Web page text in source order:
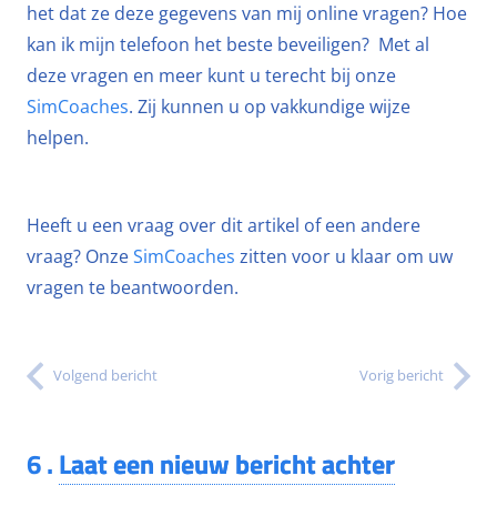
het dat ze deze gegevens van mij online vragen? Hoe
kan ik mijn telefoon het beste beveiligen? Met al
deze vragen en meer kunt u terecht bij onze
SimCoaches. Zij kunnen u op vakkundige wijze
helpen.
Heeft u een vraag over dit artikel of een andere
vraag? OnzeSimCoaches zitten voor u klaar om uw
vragen te beantwoorden.
Volgend bericht Vorig bericht
6.Laat een nieuw bericht achter